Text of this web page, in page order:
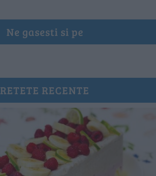
Ne gasesti si pe
RETETE RECENTE